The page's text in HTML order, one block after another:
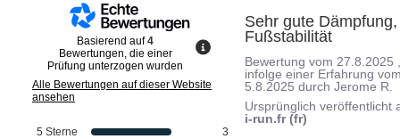
Basierend auf4
Bewertungen, die einer
Prüfung unterzogen wurden
Alle Bewertungen auf dieser Website
ansehen
5 Sterne
3
Sehr gute Dämpfung,
Fußstabilität
Bewertung vom 27.8.2025
infolge einer Erfahrung
5.8.2025 durchJerome R.
Ursprünglich veröffentlicht
i-run.fr (fr)